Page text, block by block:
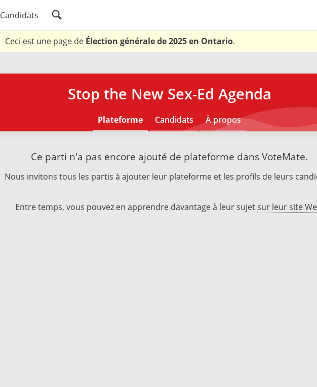
Candidats
Ceci est une page de Élection générale de 2025 en Ontario.
Stop the New Sex-Ed Agenda
Plateforme Candidats À propos
Ce parti n'a pas encore ajouté de plateforme dans VoteMate.
Nous invitons tous les partis à ajouter leur plateforme et les profils de leurs
Entre temps, vous pouvez en apprendre davantage à leur sujetsur leur site